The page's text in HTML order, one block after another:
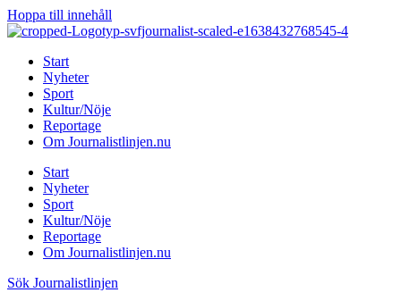
Hoppa till innehåll
Start
Nyheter
Sport
Kultur/Nöje
Reportage
Om Journalistlinjen.nu
Start
Nyheter
Sport
Kultur/Nöje
Reportage
Om Journalistlinjen.nu
Sök Journalistlinjen